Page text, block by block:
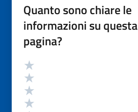
Quanto sono chiare le
informazioni su questa
pagina?
Valutazione